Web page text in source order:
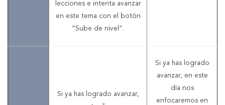
lecciones e intenta avanzar
en este tema con el botón
“Sube de nivel”.
Si ya has logrado avanzar,
Si ya has logrado
avanzar, en este
día nos
enfocaremos en